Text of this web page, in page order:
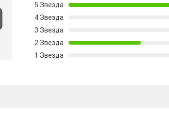
5 Звезда
4 Звезда
3 Звезда
2 Звезда
1 Звезда